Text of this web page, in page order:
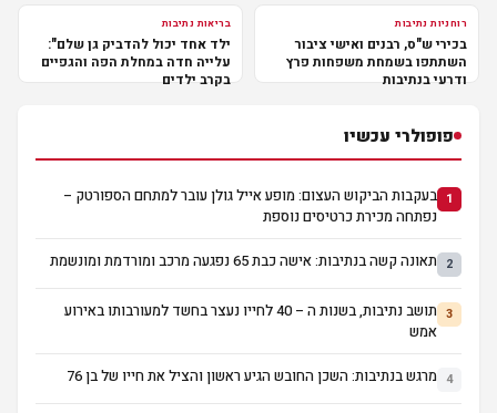
רוחניות נתיבות
בכירי ש"ס, רבנים ואישי ציבור
השתתפו בשמחת משפחות פרץ
ודרעי בנתיבות
בריאות נתיבות
ילד אחד יכול להדביק גן שלם":
עלייה חדה במחלת הפה והגפיים
בקרב ילדים
פופולרי עכשיו
1 בעקבות הביקוש העצום: מופע אייל גולן עובר למתחם הספורטק –
נפתחה מכירת כרטיסים נוספת
2 תאונה קשה בנתיבות: אישה כבת 65 נפגעה מרכב ומורדמת ומונשמת
3
תושב נתיבות, בשנות ה – 40 לחייו נעצר בחשד למעורבותו באירוע
אמש
4 מרגש בנתיבות: השכן החובש הגיע ראשון והציל את חייו של בן 76